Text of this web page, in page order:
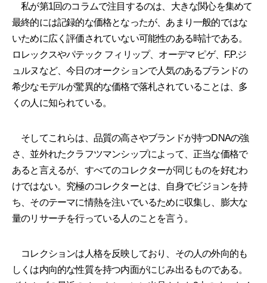
私が第1回のコラムで注目するのは、大きな関心を集めて
最終的には記録的な価格となったが、あまり一般的ではな
いために広く評価されていない可能性のある時計である。
ロレックスやパテック フィリップ、オーデマ ピゲ、F.P.ジ
ュルヌなど、今日のオークションで人気のあるブランドの
希少なモデルが驚異的な価格で落札されていることは、多
くの人に知られている。
そしてこれらは、品質の高さやブランドが持つDNAの強
さ、並外れたクラフツマンシップによって、正当な価格で
あると言えるが、すべてのコレクターが同じものを好むわ
けではない。究極のコレクターとは、自身でビジョンを持
ち、そのテーマに情熱を注いでいるために収集し、膨大な
量のリサーチを行っている人のことを言う。
コレクションは人格を反映しており、その人の外向的も
しくは内向的な性質を持つ内面がにじみ出るものである。